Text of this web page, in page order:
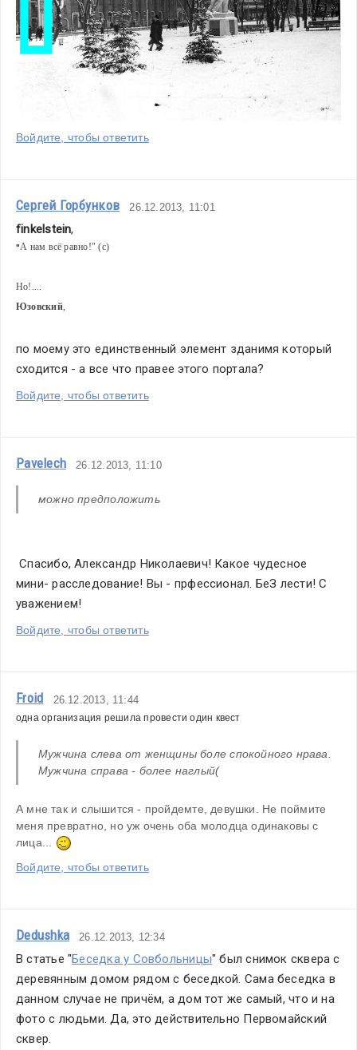
Войдите, чтобы ответить
Сергей Горбунков 26.12.2013, 11:01
finkelstein,
"А нам всё равно!" (с)
Но!....
Юзовский,
по моему это единственный элемент зданимя который
сходится - а все что правее этого портала?
Войдите, чтобы ответить
Pavelech 26.12.2013, 11:10
можно предположить
Спасибо, Александр Николаевич! Какое чудесное
мини- расследование! Вы - прфессионал. БеЗ лести! С
уважением!
Войдите, чтобы ответить
Froid 26.12.2013, 11:44
одна организация решила провести один квест
Мужчина слева от женщины боле спокойного нрава.
Мужчина справа - более наглый(
А мне так и слышится - пройдемте, девушки. Не поймите
меня превратно, но уж очень оба молодца одинаковы с
лица...
Войдите, чтобы ответить
Dedushka 26.12.2013, 12:34
В статье "Беседка у Совбольницы" был снимок сквера с
деревянным домом рядом с беседкой. Сама беседка в
данном случае не причём, а дом тот же самый, что и на
фото с людьми. Да, это действительно Первомайский
сквер.